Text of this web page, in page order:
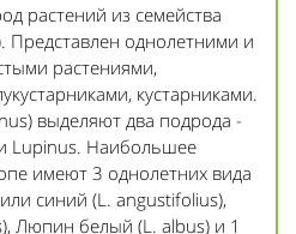
растений из семейства
Представлен однолетними и
растениями,
кустарниками.
выделяют два подрода -
Lupinus. Наибольшее
имеют 3 однолетних вида
синий (L. angustifolius),
Люпин белый (L. albus) и 1